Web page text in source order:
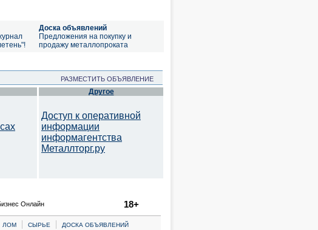
Доска объявлений
Предложения на покупку и
продажу металлопроката
РАЗМЕСТИТЬ ОБЪЯВЛЕНИЕ
Другое
Доступ к оперативной
информации
информагентства
Металлторг.ру
Онлайн 18+
ЛОМ | CЫРЬЕ | ДОСКА ОБЪЯВЛЕНИЙ